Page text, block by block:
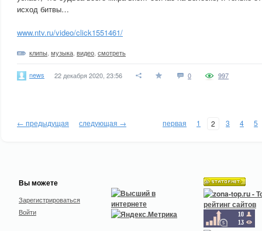
исход битвы…
www.ntv.ru/video/click1551461/
клипы музыка видео смотреть
news 22 декабря 2020, 23:56 0 997
← предыдущая следующая → первая 1 2 3 4 5
Вы можете
Зарегистрироваться
Войти